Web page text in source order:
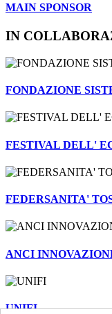
MAIN SPONSOR
IN
FONDAZIONE
FESTIVAL DELL'
FEDERSANITA'
ANCI
UNIFI